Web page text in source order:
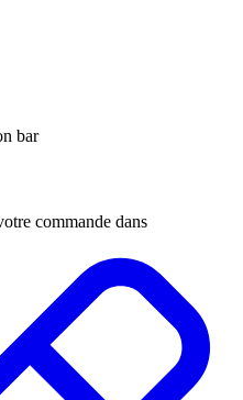
bar
commande dans